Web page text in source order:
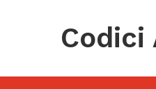
Codici